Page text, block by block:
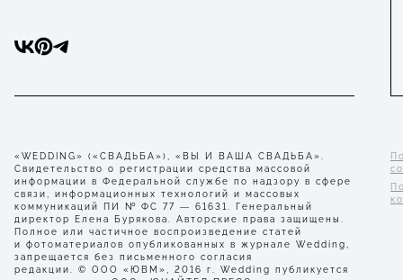
«WEDDING» («СВАДЬБА»), «ВЫ И ВАША СВАДЬБА».
Свидетельство о регистрации средства массовой
информации в Федеральной службе по надзору в сфере
связи, информационных технологий и массовых
коммуникаций ПИ № ФС 77 — 61631. Генеральный
директор Елена Бурякова. Авторские права защищены.
Полное или частичное воспроизведение статей
и фотоматериалов опубликованных в журнале Wedding,
запрещается без письменного согласия
редакции. © ООО «ЮВМ», 2016 г. Wedding публикуется